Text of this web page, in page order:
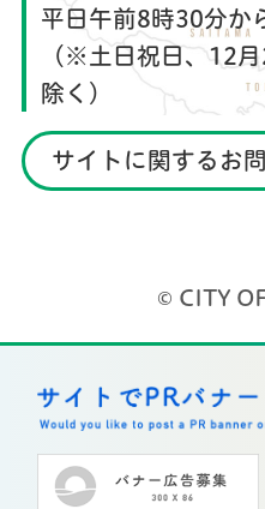
平日午前8時30分か
（※土日祝日、12
除く）
サイトに関するお
© CITY